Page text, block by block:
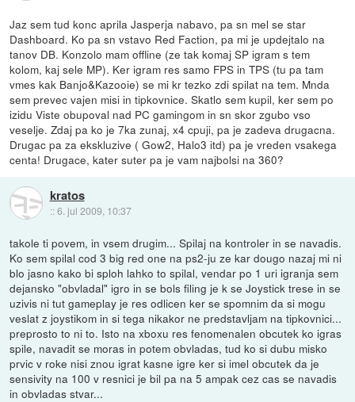
Jaz sem tud konc aprila Jasperja nabavo, pa sn mel se star
Dashboard. Ko pa sn vstavo Red Faction, pa mi je updejtalo na
tanov DB. Konzolo mam offline (ze tak komaj SP igram s tem
kolom, kaj sele MP). Ker igram res samo FPS in TPS (tu pa tam
vmes kak Banjo&Kazooie) se mi kr tezko zdi spilat na tem. Mnda
sem prevec vajen misi in tipkovnice. Skatlo sem kupil, ker sem po
izidu Viste obupoval nad PC gamingom in sn skor zgubo vso
veselje. Zdaj pa ko je 7ka zunaj, x4 cpuji, pa je zadeva drugacna.
Drugac pa za ekskluzive ( Gow2, Halo3 itd) pa je vreden vsakega
centa! Drugace, kater suter pa je vam najbolsi na 360?
kratos
::6. jul 2009, 10:37
takole ti povem, in vsem drugim... Spilaj na kontroler in se navadis.
Ko sem spilal cod 3 big red one na ps2-ju ze kar dougo nazaj mi ni
blo jasno kako bi sploh lahko to spilal, vendar po 1 uri igranja sem
dejansko "obvladal" igro in se bols filing je k se Joystick trese in se
uzivis ni tut gameplay je res odlicen ker se spomnim da si mogu
veslat z joystikom in si tega nikakor ne predstavljam na tipkovnici...
preprosto to ni to. Isto na xboxu res fenomenalen obcutek ko igras
spile, navadit se moras in potem obvladas, tud ko si dubu misko
prvic v roke nisi znou igrat kasne igre ker si imel obcutek da je
sensivity na 100 v resnici je bil pa na 5 ampak cez cas se navadis
in obvladas stvar...